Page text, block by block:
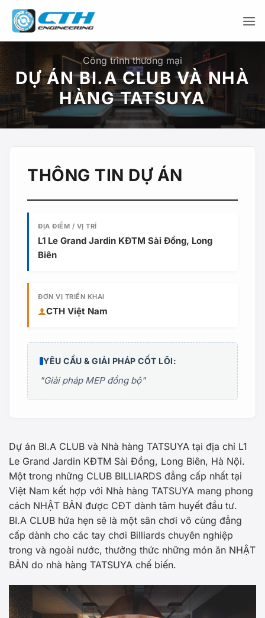
qua
Công trình thương mại
DỰ ÁN BI.A CLUB VÀ NHÀ
HÀNG TATSUYA
THÔNG TIN DỰ ÁN
ĐỊA ĐIỂM / VỊ TRÍ
L1 Le Grand Jardin KĐTM Sài Đồng, Long
Biên
ĐƠN VỊ TRIỂN KHAI
CTH Việt Nam
YÊU CẦU & GIẢI PHÁP CỐT LÕI:
"Giải pháp MEP đồng bộ"
Dự án BI.A CLUB và Nhà hàng TATSUYA tại địa chỉ L1
Le Grand Jardin KĐTM Sài Đồng, Long Biên, Hà Nội.
Một trong những CLUB BILLIARDS đẳng cấp nhất tại
Việt Nam kết hợp với Nhà hàng TATSUYA mang phong
cách NHẬT BẢN được CĐT dành tâm huyết đầu tư.
BI.A CLUB hứa hẹn sẽ là một sân chơi vô cùng đẳng
cấp dành cho các tay chơi Billiards chuyên nghiệp
trong và ngoài nước, thưởng thức những món ăn NHẬT
BẢN do nhà hàng TATSUYA chế biến.